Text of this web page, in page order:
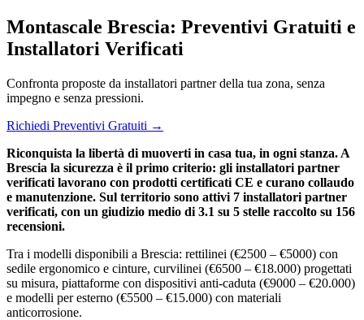
Montascale Brescia: Preventivi Gratuiti e
Installatori Verificati
Confronta proposte da installatori partner della tua zona, senza
impegno e senza pressioni.
Richiedi Preventivi Gratuiti →
Riconquista la libertà di muoverti in casa tua, in ogni stanza. A
Brescia la sicurezza è il primo criterio: gli installatori partner
verificati lavorano con prodotti certificati CE e curano collaudo
e manutenzione. Sul territorio sono attivi 7 installatori partner
verificati, con un giudizio medio di 3.1 su 5 stelle raccolto su 156
recensioni.
Tra i modelli disponibili a Brescia: rettilinei (€2500 – €5000) con
sedile ergonomico e cinture, curvilinei (€6500 – €18.000) progettati
su misura, piattaforme con dispositivi anti-caduta (€9000 – €20.000)
e modelli per esterno (€5500 – €15.000) con materiali
anticorrosione.